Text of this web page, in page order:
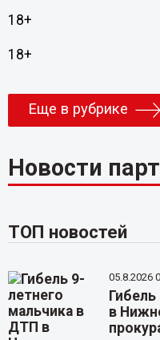
18+
18+
Еще в рубрике
Новости
ТОП новостей
05.8.2026
в